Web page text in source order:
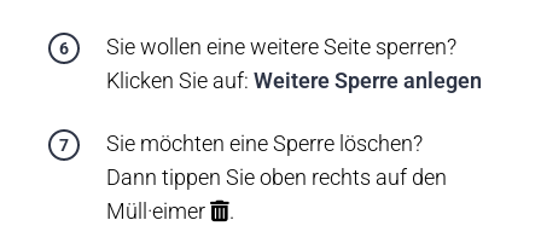
Sie wollen eine weitere Seite sperren?
Klicken Sie auf:Weitere Sperre anlegen
Sie möchten eine Sperre löschen?
Dann tippen Sie oben rechts auf den
Müll·eimer
.